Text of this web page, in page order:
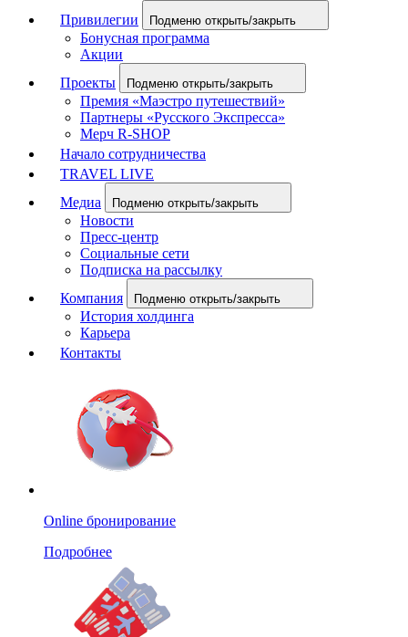
Привилегии
Подменю открыть/закрыть
Бонусная программа
Акции
Проекты
Подменю открыть/закрыть
Премия «Маэстро путешествий»
Партнеры «Русского Экспресса»
Мерч R-SHOP
Начало сотрудничества
TRAVEL LIVE
Медиа
Подменю открыть/закрыть
Новости
Пресс-центр
Социальные сети
Подписка на рассылку
Компания
Подменю открыть/закрыть
История холдинга
Карьера
Контакты
Online бронирование
Подробнее